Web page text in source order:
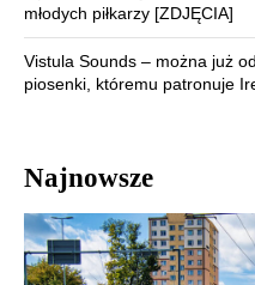
młodych piłkarzy [ZDJĘCIA]
Vistula Sounds – można już
piosenki, któremu patronuje
Najnowsze